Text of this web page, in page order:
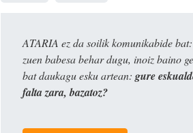
ATARIA ez da soilik komunikabide
zuen babesa behar dugu, inoiz baino
bat daukagu esku artean: gure
falta zara, bazatoz?